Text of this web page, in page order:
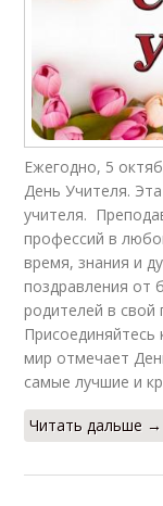
Ежегодно, 5
День Учителя.
учителя.
профессий в
время, знания и
поздравления от
родителей в свой
Присоединяйтесь
мир отмечает
самые лучшие и
Читать дальше →